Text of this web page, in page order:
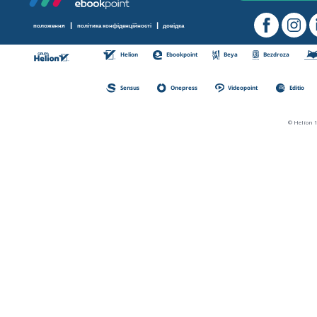
положення | політика конфіденційності | довідка
Helion Ebookpoint Beya Bezdroza
Sensus Onepress Videopoint Editio
© Helion